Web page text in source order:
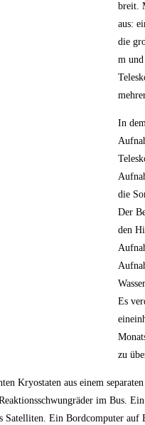
breit.
aus:
die
m
In
die
Der
den
Es
zu
Kryostaten aus einem
im Bus.
Ein Bordcomputer auf